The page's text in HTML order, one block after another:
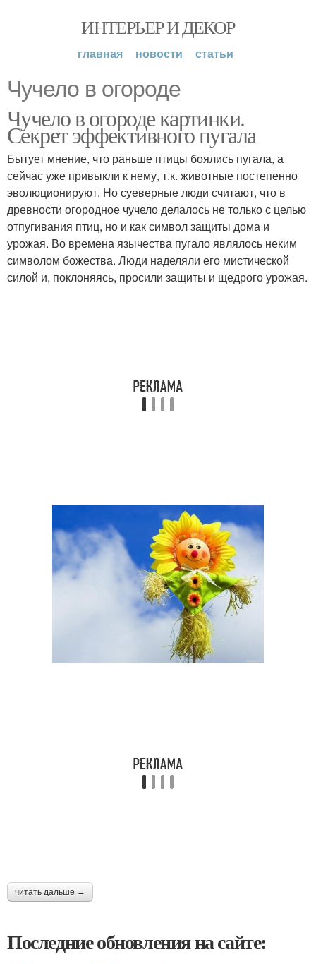
ИНТЕРЬЕР И ДЕКОР
главная новости статьи
Чучело в огороде
Чучело в огороде картинки.
Секрет эффективного пугала
Бытует мнение, что раньше птицы боялись пугала, а
сейчас уже привыкли к нему, т.к. животные постепенно
эволюционируют. Но суеверные люди считают, что в
древности огородное чучело делалось не только с целью
отпугивания птиц, но и как символ защиты дома и
урожая. Во времена язычества пугало являлось неким
символом божества. Люди наделяли его мистической
силой и, поклоняясь, просили защиты и щедрого урожая.
читать дальше →
Последние обновления на сайте: